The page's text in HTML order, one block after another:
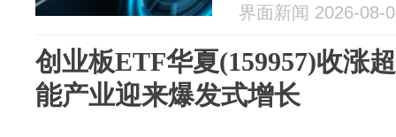
界面新闻 2026-08-
创业板ETF华夏(159957)收涨
能产业迎来爆发式增长